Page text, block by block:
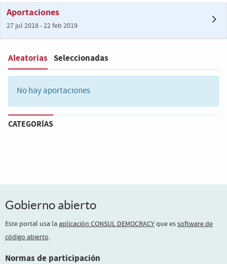
Aportaciones
27 jul 2018 - 22 feb 2019
Filter:
Aleatorias Seleccionadas
No hay aportaciones
CATEGORÍAS
Gobierno abierto
Este portal usa la aplicación CONSUL DEMOCRACYque essoftware de
código abierto.
Normas de participación